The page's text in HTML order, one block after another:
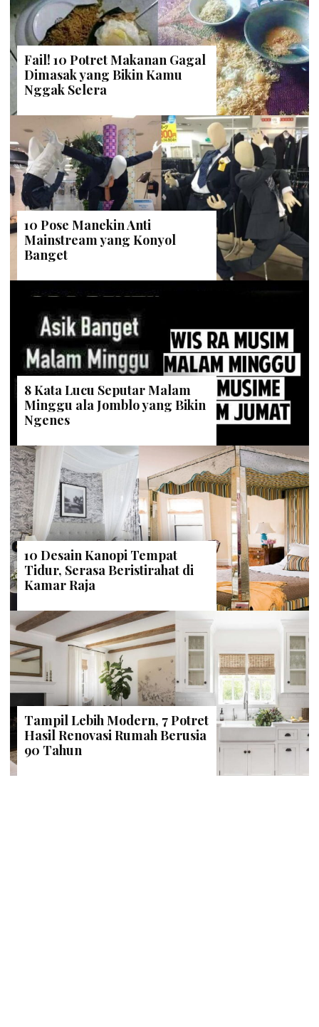
Fail! 10 Potret Makanan Gagal
Dimasak yang Bikin Kamu
Nggak Selera
10 Pose Manekin Anti
Mainstream yang Konyol
Banget
8 Kata Lucu Seputar Malam
Minggu ala Jomblo yang Bikin
Ngenes
10 Desain Kanopi Tempat
Tidur, Serasa Beristirahat di
Kamar Raja
Tampil Lebih Modern, 7 Potret
Hasil Renovasi Rumah Berusia
90 Tahun